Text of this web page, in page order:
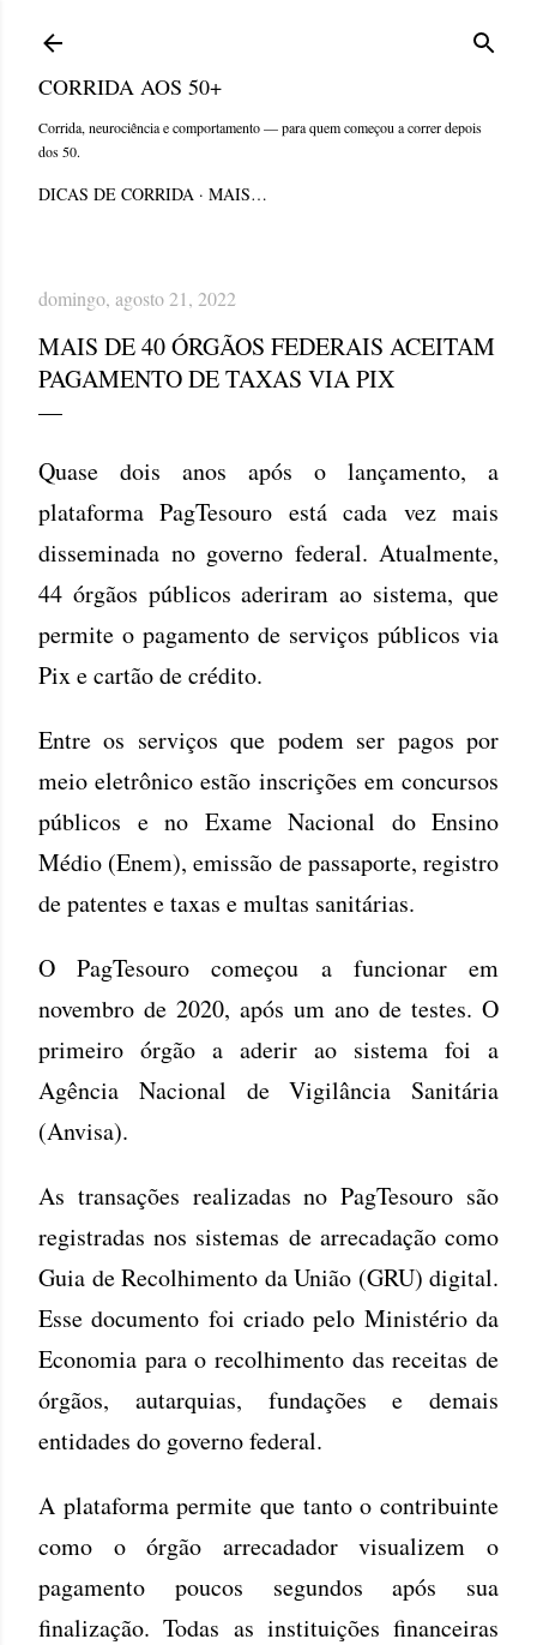
CORRIDA AOS 50+
Corrida, neurociência e comportamento — para quem começou a correr depois
dos 50.
DICAS DE CORRIDA MAIS…
domingo, agosto 21, 2022
MAIS DE 40 ÓRGÃOS FEDERAIS ACEITAM
PAGAMENTO DE TAXAS VIA PIX
Quase dois anos após o lançamento, a
plataforma PagTesouro está cada vez mais
disseminada no governo federal. Atualmente,
44 órgãos públicos aderiram ao sistema, que
permite o pagamento de serviços públicos via
Pix e cartão de crédito.
Entre os serviços que podem ser pagos por
meio eletrônico estão inscrições em concursos
públicos e no Exame Nacional do Ensino
Médio (Enem), emissão de passaporte, registro
de patentes e taxas e multas sanitárias.
O PagTesouro começou a funcionar em
novembro de 2020, após um ano de testes. O
primeiro órgão a aderir ao sistema foi a
Agência Nacional de Vigilância Sanitária
(Anvisa).
As transações realizadas no PagTesouro são
registradas nos sistemas de arrecadação como
Guia de Recolhimento da União (GRU) digital.
Esse documento foi criado pelo Ministério da
Economia para o recolhimento das receitas de
órgãos, autarquias, fundações e demais
entidades do governo federal.
A plataforma permite que tanto o contribuinte
como o órgão arrecadador visualizem o
pagamento poucos segundos após sua
finalização. Todas as instituições financeiras